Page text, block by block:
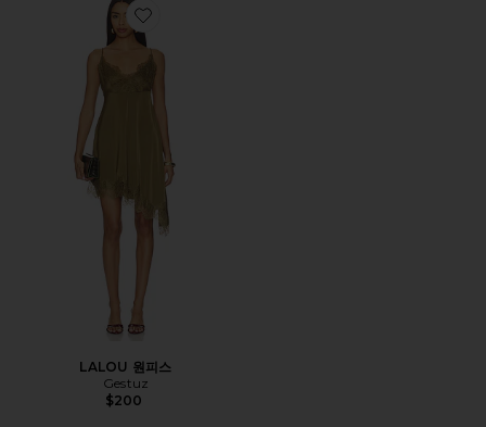
Favorite LALOU 원피스
LALOU 원피스
Gestuz
$200